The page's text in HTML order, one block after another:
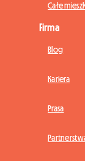
Całe
Firma
Blog
Kariera
Prasa